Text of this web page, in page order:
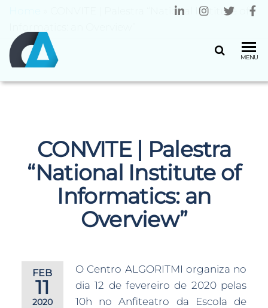
MENU
CONVITE | Palestra “National Institute of
CONVITE | Palestra
“National Institute of
Informatics: an
Overview”
FEB
11
2020
O Centro ALGORITMI organiza no
dia 12 de fevereiro de 2020 pelas
10h no Anfiteatro da Escola de